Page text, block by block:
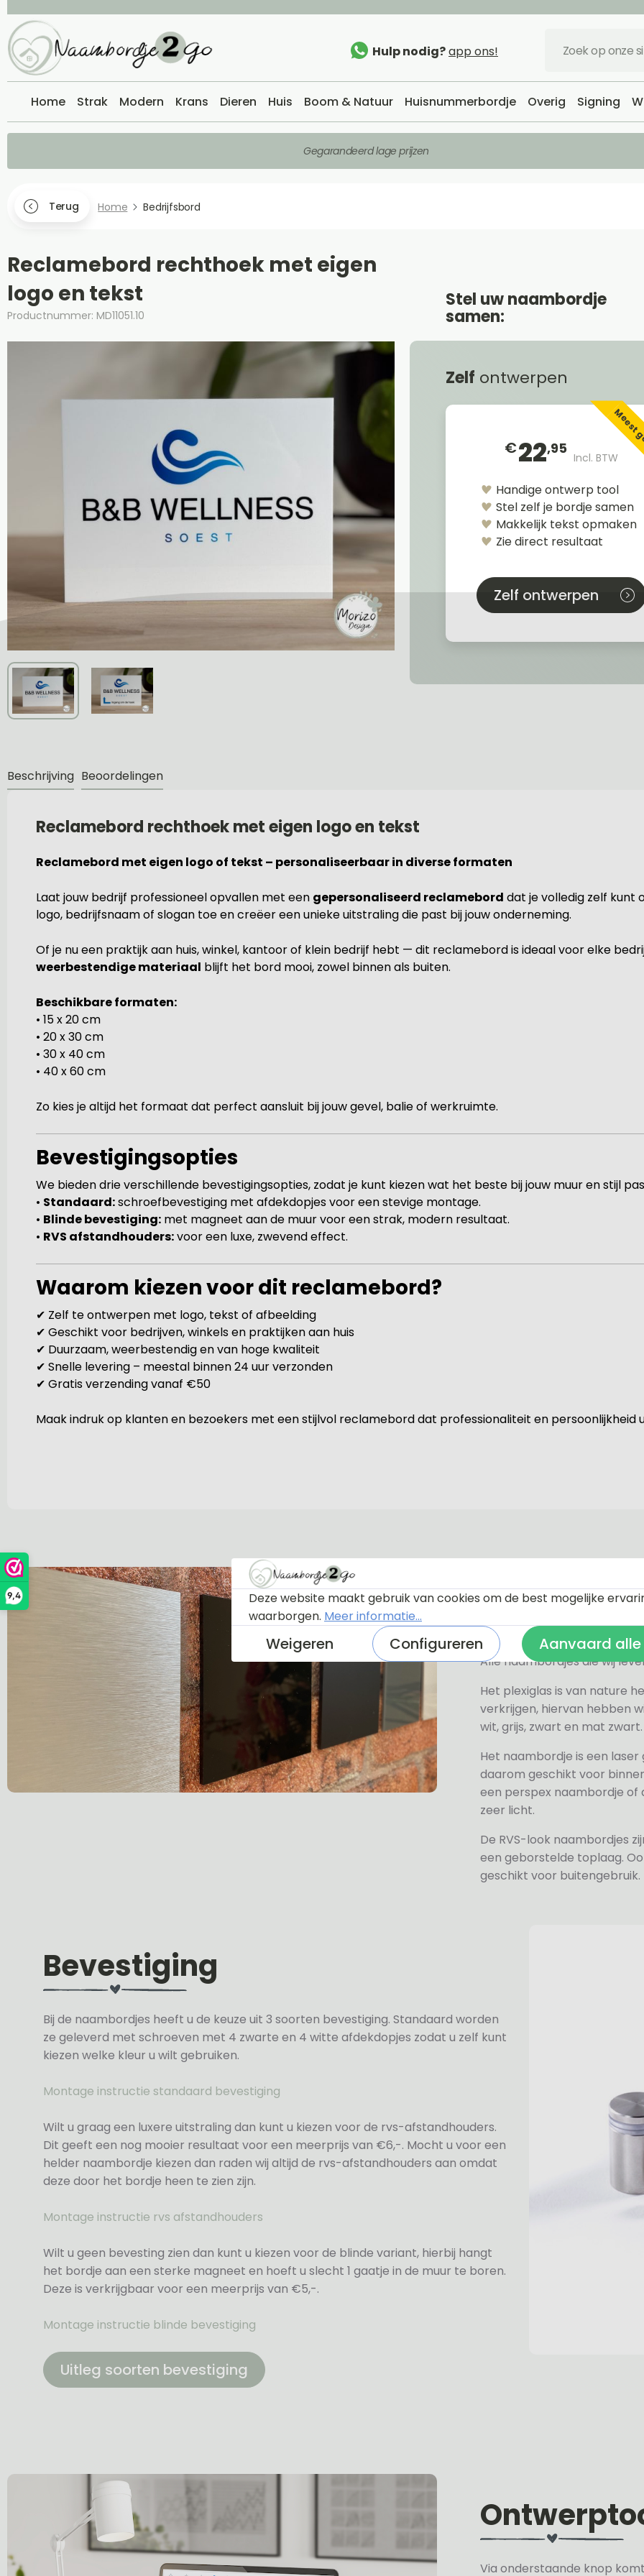
9,4
Hulp nodig?app ons!
Home Strak Modern Krans Dieren Huis Boom & Natuur Huisnummerbordje Overig Signing
Gegarandeerd lage prijzen
Terug Home Bedrijfsbord
Reclamebord rechthoek met eigen
logo en tekst
Productnummer: MD11051.10
Stel uw naambordje
samen:
Zelf ontwerpen
€22,95
Incl. BTW
Handige ontwerp tool
Stel zelf je bordje samen
Makkelijk tekst opmaken
Zie direct resultaat
Zelf ontwerpen
Beschrijving Beoordelingen
Reclamebord rechthoek met eigen logo en tekst
Reclamebord met eigen logo of tekst – personaliseerbaar in diverse formaten
Laat jouw bedrijf professioneel opvallen met een gepersonaliseerd reclamebord dat je volledig zelf kunt
logo, bedrijfsnaam of slogan toe en creëer een unieke uitstraling die past bij jouw onderneming.
Of je nu een praktijk aan huis, winkel, kantoor of klein bedrijf hebt — dit reclamebord is ideaal voor elke
weerbestendige materiaal blijft het bord mooi, zowel binnen als buiten.
Beschikbare formaten:
• 15 x 20 cm
• 20 x 30 cm
• 30 x 40 cm
• 40 x 60 cm
Zo kies je altijd het formaat dat perfect aansluit bij jouw gevel, balie of werkruimte.
Bevestigingsopties
We bieden drie verschillende bevestigingsopties, zodat je kunt kiezen wat het beste bij jouw muur en stijl
• Standaard:schroefbevestiging met afdekdopjes voor een stevige montage.
• Blinde bevestiging: met magneet aan de muur voor een strak, modern resultaat.
• RVS afstandhouders:voor een luxe, zwevend effect.
Waarom kiezen voor dit reclamebord?
✔ Zelf te ontwerpen met logo, tekst of afbeelding
✔ Geschikt voor bedrijven, winkels en praktijken aan huis
✔ Duurzaam, weerbestendig en van hoge kwaliteit
✔ Snelle levering – meestal binnen 24 uur verzonden
✔ Gratis verzending vanaf €50
Maak indruk op klanten en bezoekers met een stijlvol reclamebord dat professionaliteit en persoonlijkheid
Materiaal
Alle naambordjes die wij
Het plexiglas is van nature
verkrijgen, hiervan hebben
wit, grijs, zwart en mat zwart.
Het naambordje is een
daarom geschikt voor
een perspex naambordje
zeer licht.
De RVS-look naambordjes
een geborstelde toplaag.
geschikt voor buitengebruik.
Bevestiging
Bij de naambordjes heeft u de keuze uit 3 soorten bevestiging. Standaard worden
ze geleverd met schroeven met 4 zwarte en 4 witte afdekdopjes zodat u zelf kunt
kiezen welke kleur u wilt gebruiken.
Montage instructie standaard bevestiging
Wilt u graag een luxere uitstraling dan kunt u kiezen voor de rvs-afstandhouders.
Dit geeft een nog mooier resultaat voor een meerprijs van €6,-. Mocht u voor een
helder naambordje kiezen dan raden wij altijd de rvs-afstandhouders aan omdat
deze door het bordje heen te zien zijn.
Montage instructie rvs afstandhouders
Wilt u geen bevesting zien dan kunt u kiezen voor de blinde variant, hierbij hangt
het bordje aan een sterke magneet en hoeft u slecht 1 gaatje in de muur te boren.
Deze is verkrijgbaar voor een meerprijs van €5,-.
Montage instructie blinde bevestiging
Uitleg soorten bevestiging
Via onderstaande knop
Deze website maakt gebruik van cookies om de best mogelijke
waarborgen. Meer informatie...
Weigeren Configureren Aanvaard